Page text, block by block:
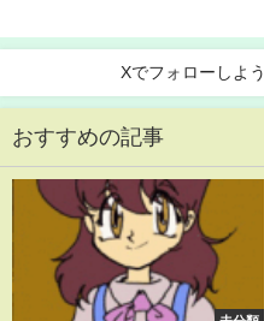
Xでフォローしよう
おすすめの記事